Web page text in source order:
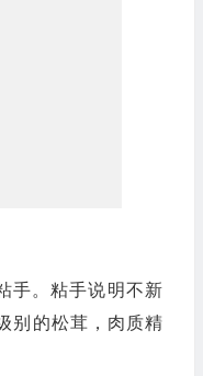
手。粘手说明不新
别的松茸，肉质精